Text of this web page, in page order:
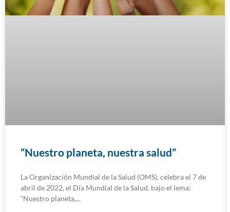
“Nuestro planeta, nuestra salud”
La Organización Mundial de la Salud (OMS), celebra el 7 de
abril de 2022, el Día Mundial de la Salud, bajo el lema:
“Nuestro planeta,